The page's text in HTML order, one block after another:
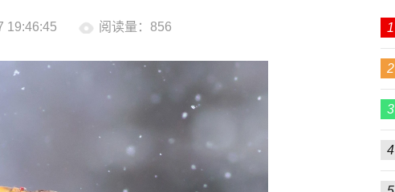
19:46:45 阅读量：856 1
2
3
4